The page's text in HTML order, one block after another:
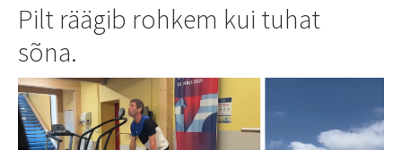
Pilt räägib rohkem kui tuhat
sõna.
Videoesitaja